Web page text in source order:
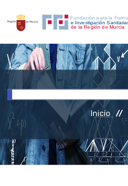
INICIO
INVESTIGACIÓN
RRHH
Inicio